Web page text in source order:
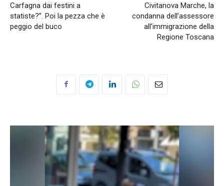
Carfagna dai festini a
statiste?”. Poi la pezza che è
peggio del buco
Civitanova Marche, la
condanna dell’assessore
all’immigrazione della
Regione Toscana